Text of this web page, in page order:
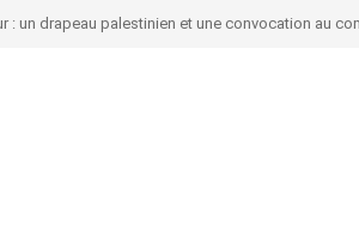
: un drapeau palestinien et une convocation au